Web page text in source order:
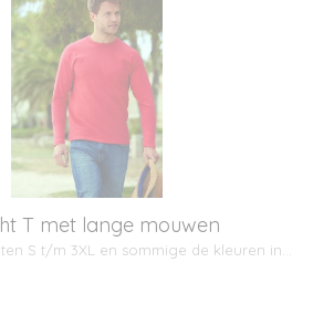
T met lange mouwen
S t/m 3XL en sommige de kleuren in…